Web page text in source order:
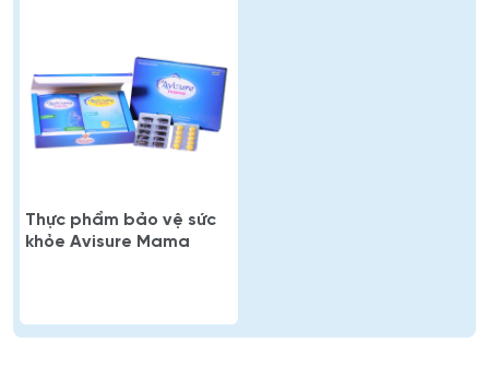
Thực phẩm bảo vệ sức
khỏe Avisure Mama